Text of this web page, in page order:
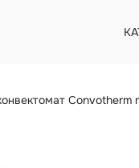
Convotherm